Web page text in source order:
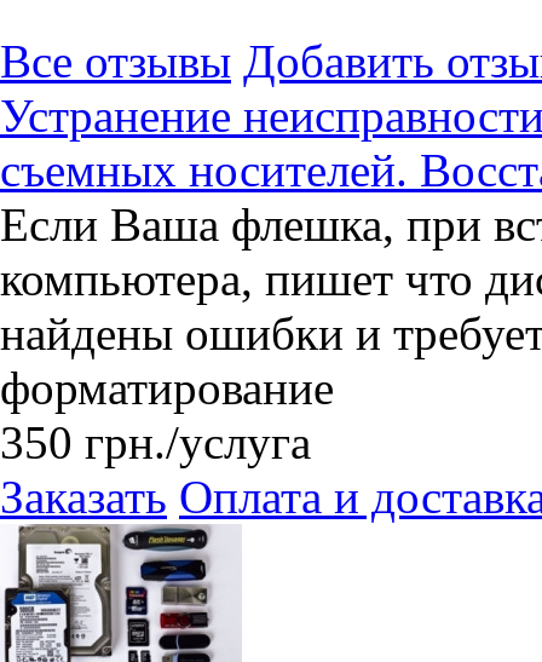
Все отзывы Добавить
Устранение
съемных носителей.
​Если Ваша флешка, при
компьютера, пишет что
найдены ошибки и
форматирование
350 грн./услуга
Заказать Оплата и